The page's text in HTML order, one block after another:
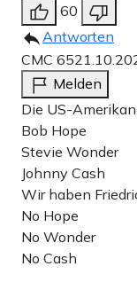
60
Antworten
CMC 65
Melden
Die US-
Bob Hope
Stevie Wonder
Johnny Cash
Wir haben
No Hope
No Wonder
No Cash